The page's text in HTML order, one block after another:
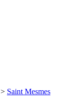
> Saint Mesmes